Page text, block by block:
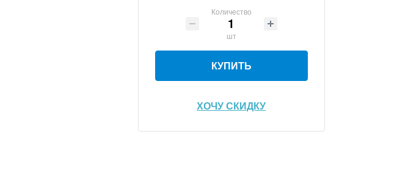
Количество
шт
КУПИТЬ
ХОЧУ СКИДКУ